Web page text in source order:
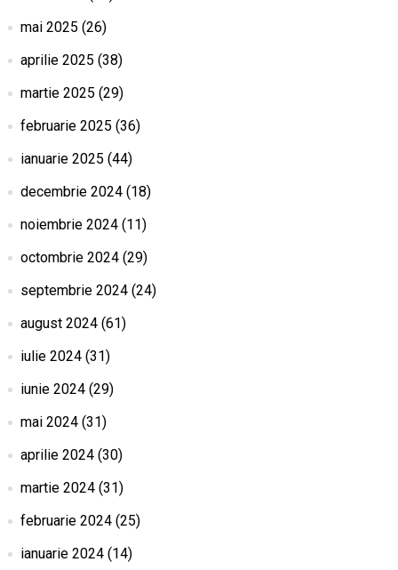
mai 2025 (26)
aprilie 2025 (38)
martie 2025 (29)
februarie 2025 (36)
ianuarie 2025 (44)
decembrie 2024(18)
noiembrie 2024(11)
octombrie 2024(29)
septembrie 2024(24)
august 2024(61)
iulie 2024(31)
iunie 2024(29)
mai 2024(31)
aprilie 2024(30)
martie 2024(31)
februarie 2024(25)
ianuarie 2024(14)